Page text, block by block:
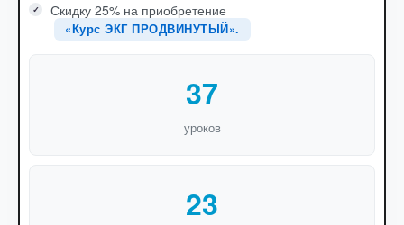
Скидку 25% на приобретение
«Курс ЭКГ ПРОДВИНУТЫЙ».
37
уроков
23